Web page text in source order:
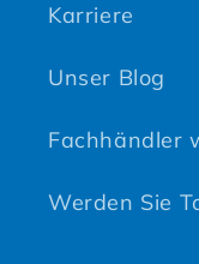
Karriere
Unser Blog
Fachhändler
Werden Sie